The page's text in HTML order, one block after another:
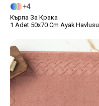
4
Кърпа За Крака
1 Adet 50x70 Cm Ayak Havlusu